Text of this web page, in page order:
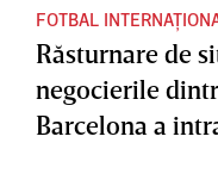
FOTBAL
Răsturnare de
negocierile
Barcelona a